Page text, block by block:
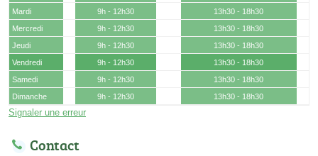
Mardi
9h - 12h30
13h30 - 18h30
Mercredi
9h - 12h30
13h30 - 18h30
Jeudi
9h - 12h30
13h30 - 18h30
Vendredi
9h - 12h30
13h30 - 18h30
Samedi
9h - 12h30
13h30 - 18h30
Dimanche
9h - 12h30 13h30 - 18h30
Signaler une erreur
Contact